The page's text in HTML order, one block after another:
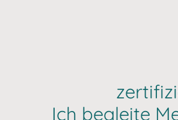
Ich begleite